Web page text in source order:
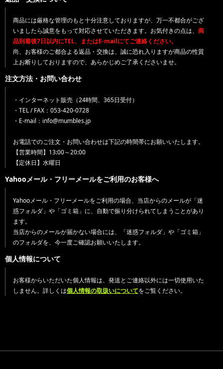
商品には厳格な管理のもと十分注意しておりますが、万一不都合がござ
いましたら誠意をもって対応させていただきます。お気付きの点は、 商
品到着後7日以内にTEL、またはE-mailにてご連絡ください。
尚、お客様のご都合よる返品・交換は、誠に恐れ入りますが商品の性質
上お断りしておりますので、あらかじめご了承くださいませ。
注文方法・お問い合わせ
・インターネット販売（24時間、365日受付）
・TEL / FAX：053-420-0728
・E-mail：info@mumbles.jp
お電話でのご注文・お問い合わせは下記の時間帯にお願いいたします。
【営業時間】13:00～20:00
【定休日】水曜日
Yahooメール・フリーメールをご利用のお客様へ
Yahooメール・フリーメールをご利用の場合、当店からのメールが「迷
惑フォルダ」や「ゴミ箱」に、自動で振り分けられてしまうことがあり
ます。
当店からのメールが届かない場合には、「迷惑フォルダ」や「ゴミ箱」
のフォルダを、今一度ご確認お願いいたします。
個人情報について
お客様からいただいた個人情報は、発送とご連絡以外には一切使用いた
しません。詳しくは個人情報の取扱いについてをご覧ください。